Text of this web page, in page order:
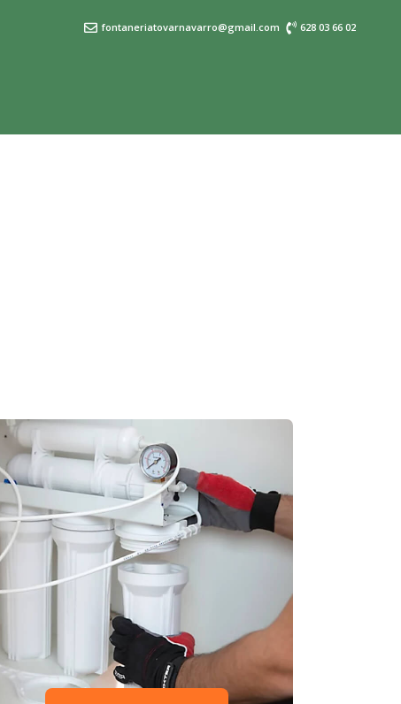
fontaneriatovarnavarro@gmail.com 628 03 66 02